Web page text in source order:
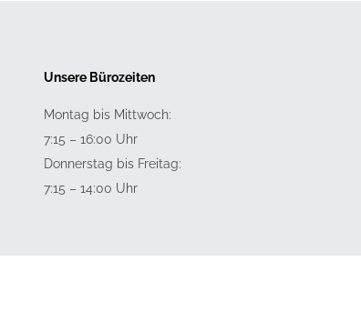
Unsere Bürozeiten
Montag bis Mittwoch:
7:15 – 16:00 Uhr
Donnerstag bis Freitag:
7:15 – 14:00 Uhr